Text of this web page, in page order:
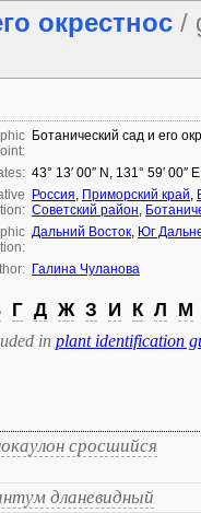
окрестнос /
Ботанический сад и его
43° 13′ 00″ N, 131° 59′
Россия, Приморский край,
Советский район,
Дальний Восток, Юг
Галина Чуланова
Г Д Ж З И К Л М
in plant identification
сросшийся
дланевидный